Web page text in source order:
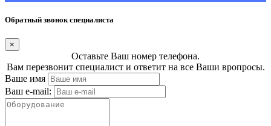
Обратный звонок специалиста
×
Оставьте Ваш номер телефона.
Вам перезвонит специалист и ответит на все Ваши вропросы.
Ваше имя
Ваш e-mail: